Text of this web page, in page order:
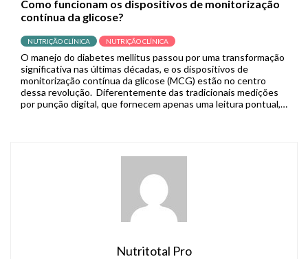
Como funcionam os dispositivos de monitorização
contínua da glicose?
NUTRIÇÃO CLÍNICA NUTRIÇÃO CLÍNICA
O manejo do diabetes mellitus passou por uma transformação
significativa nas últimas décadas, e os dispositivos de
monitorização contínua da glicose (MCG) estão no centro
dessa revolução. Diferentemente das tradicionais medições
por punção digital, que fornecem apenas uma leitura pontual,
Nutritotal Pro